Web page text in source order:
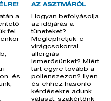
a
fel
és
AZ ASZTMÁRÓL
Hogyan befolyásolja
az időjárás a
tüneteket?
Meglephetjük-e
virágcsokorral
allergiás
ismerősünket? Miért
tart egyre tovább a
pollenszezon? Ilyen
és ehhez hasonló
kérdésekre adunk
választ, szakértőnk